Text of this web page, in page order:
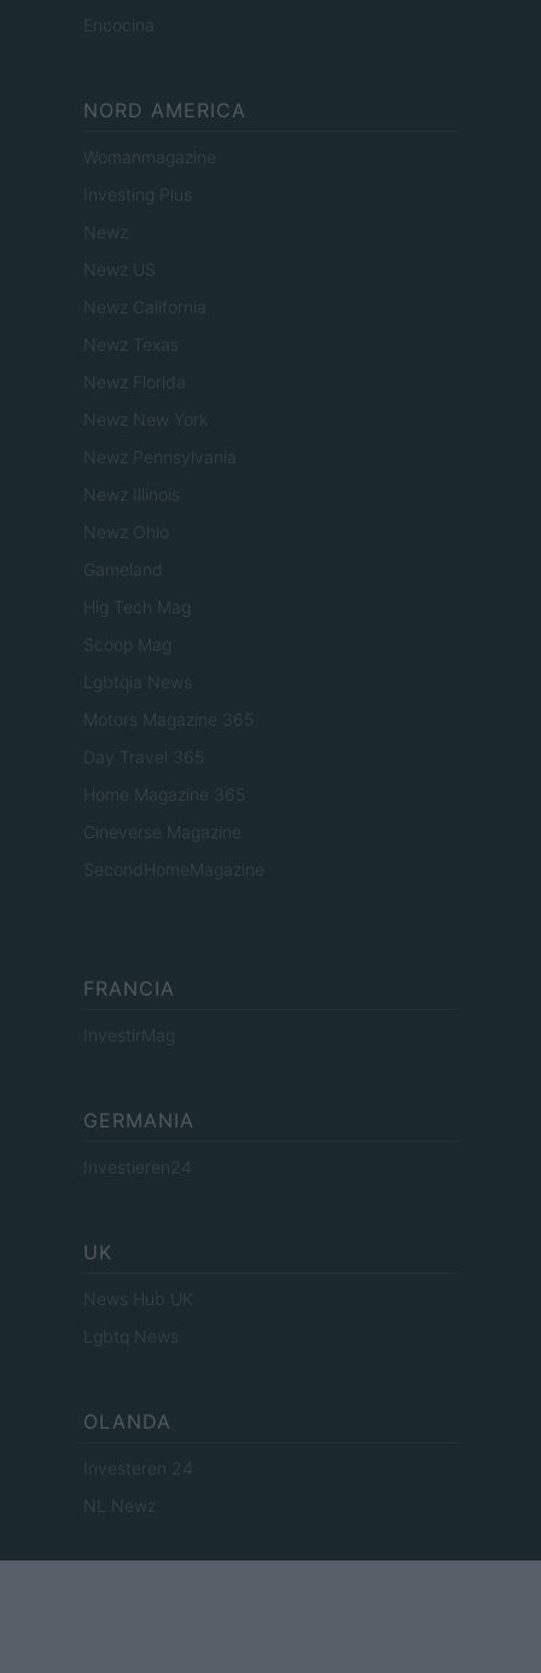
Encocina
NORD AMERICA
Womanmagazine
Investing Plus
Newz
Newz US
Newz California
Newz Texas
Newz Florida
Newz New York
Newz Pennsylvania
Newz Illinois
Newz Ohio
Gameland
Hig Tech Mag
Scoop Mag
Lgbtqia News
Motors Magazine 365
Day Travel 365
Home Magazine 365
Cineverse Magazine
SecondHomeMagazine
FRANCIA
InvestirMag
GERMANIA
Investieren24
UK
News Hub UK
Lgbtq News
OLANDA
Investeren 24
NL Newz